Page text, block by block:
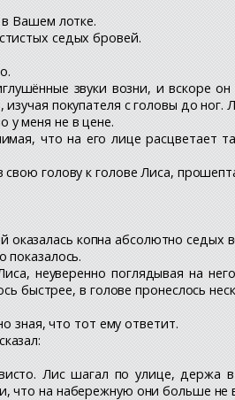
Вашем лотке.
седых бровей.
звуки возни, и вскоре
покупателя с головы до
меня не в цене.
что на его лице расцветает
голову к голове Лиса,
копна абсолютно седых
показалось.
неуверенно поглядывая на
быстрее, в голове пронеслось
зная, что тот ему ответит.
Лис шагал по улице, держа
что на набережную они больше не